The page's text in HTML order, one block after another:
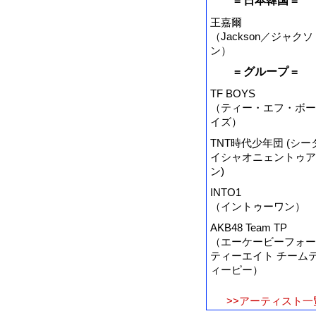
王嘉爾
（Jackson／ジャクソ
ン）
= グループ =
TF BOYS
（ティー・エフ・ボー
イズ）
TNT時代少年団 (シー
イシャオニェントゥア
ン)
INTO1
（イントゥーワン）
AKB48 Team TP
（エーケービーフォー
ティーエイト チーム
ィーピー）
>>アーティスト一